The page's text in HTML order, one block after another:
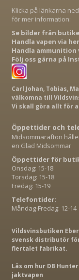
Klicka på länkarna
för mer information:
Se bilder från
Handla vapen via
Handla ammunition
Följ oss gärna på
Carl Johan, Tobias,
välkomna till
Vi skall göra allt för
Öppettider och
Midsommarafton
en Glad Midsommar
Öppettider för
Onsdag: 15-18
Torsdag: 15-18
Fredag: 15-19
Telefontider:
Måndag-Fredag: 12-14
Vildsvinsbutiken
svensk distributör
flertalet fabrikat.
Läs om hur DB
jaktvapen